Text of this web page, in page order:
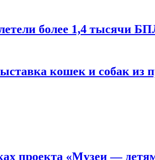
более 1,4 тысячи
кошек и собак из
проекта «Музеи —